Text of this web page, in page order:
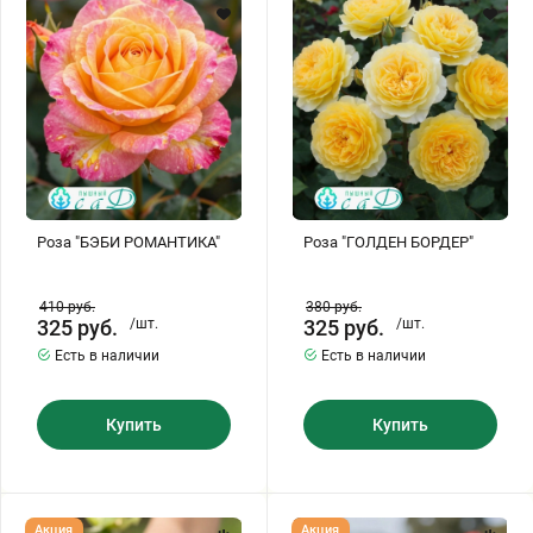
Хризантемы саженцы
Зелень и пряные травы
Роза "БЭБИ РОМАНТИКА"
410руб.
325 руб.
/шт.
Есть в наличии
Купить
Роза "ГОЛДЕН БОРДЕР"
380руб.
325 руб.
/шт.
Есть в наличии
Купить
Роза Роза